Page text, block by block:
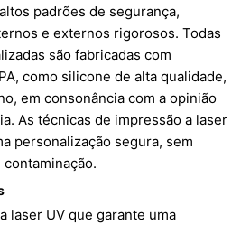
padrões de segurança,
e externos rigorosos. Todas
são fabricadas com
como silicone de alta qualidade,
em consonância com a opinião
As técnicas de impressão a laser
personalização segura, sem
laser UV que garante uma